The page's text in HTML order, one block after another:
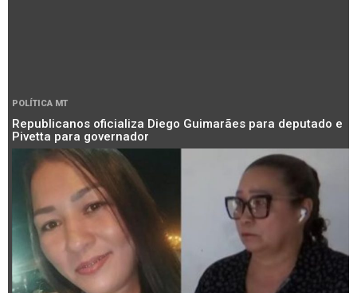
POLÍTICA MT
Republicanos oficializa Diego Guimarães para deputado e
Pivetta para governador